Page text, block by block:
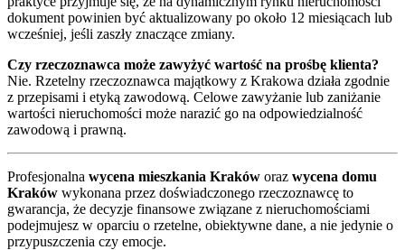
dokument powinien być aktualizowany po około 12 miesiącach lub
wcześniej, jeśli zaszły znaczące zmiany.
Czy rzeczoznawca może zawyżyć wartość na prośbę klienta?
Nie. Rzetelny rzeczoznawca majątkowy z Krakowa działa zgodnie
z przepisami i etyką zawodową. Celowe zawyżanie lub zaniżanie
wartości nieruchomości może narazić go na odpowiedzialność
zawodową i prawną.
Profesjonalna wycena mieszkania Kraków oraz wycena domu
Kraków wykonana przez doświadczonego rzeczoznawcę to
gwarancja, że decyzje finansowe związane z nieruchomościami
podejmujesz w oparciu o rzetelne, obiektywne dane, a nie jedynie o
przypuszczenia czy emocje.